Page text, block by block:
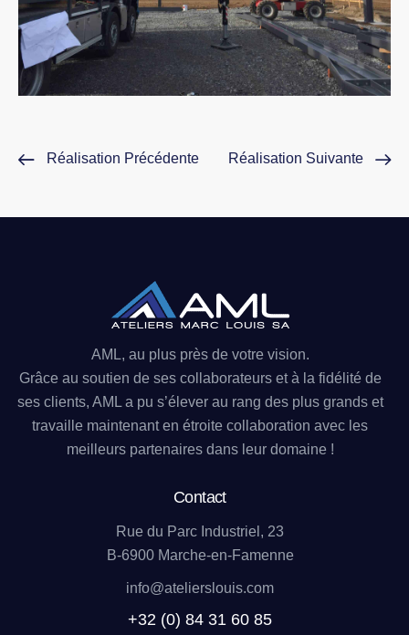
Réalisation Précédente Réalisation Suivante
AML, au plus près de votre vision.
Grâce au soutien de ses collaborateurs et à la fidélité de
ses clients, AML a pu s’élever au rang des plus grands et
travaille maintenant en étroite collaboration avec les
meilleurs partenaires dans leur domaine !
Contact
Rue du Parc Industriel, 23
B-6900 Marche-en-Famenne
info@atelierslouis.com
+32 (0) 84 31 60 85